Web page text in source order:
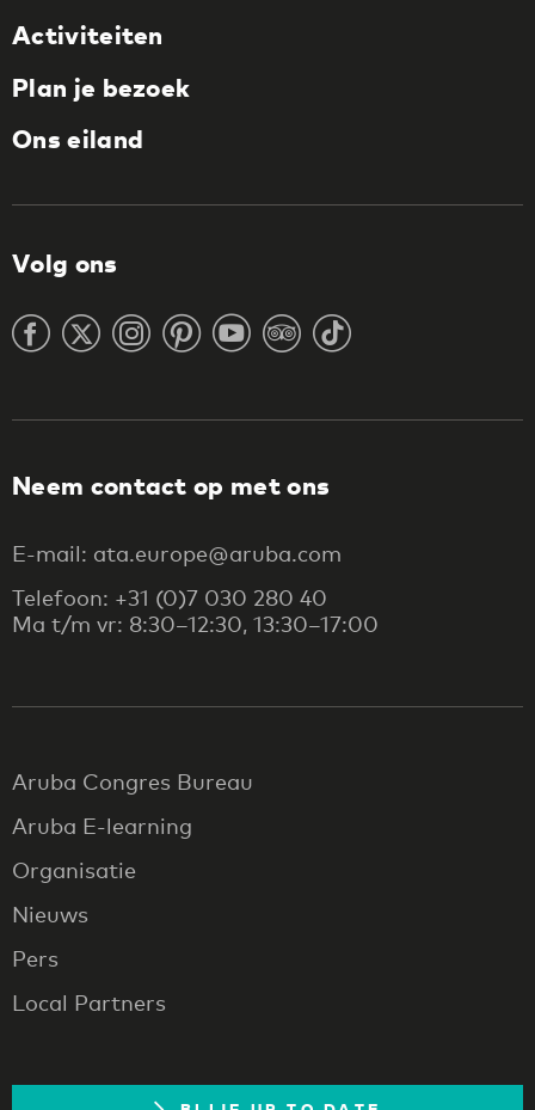
Activiteiten
Plan je bezoek
Ons eiland
Volg ons
Neem contact op met ons
E-mail: ata.europe@aruba.com
Telefoon: +31 (0)7 030 280 40
Ma t/m vr: 8:30–12:30, 13:30–17:00
Aruba Congres Bureau
Aruba E-learning
Organisatie
Nieuws
Pers
Local Partners